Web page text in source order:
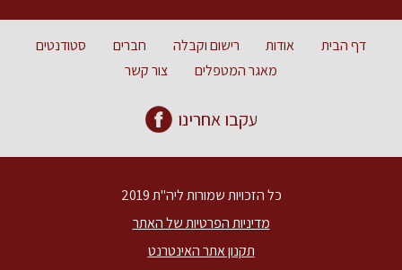
דף הבית אודות רישום וקבלה חברים
סטודנטים
מאגר המטפלים
צור קשר
עקבו אחרינו
כל הזכויות שמורות ליה"ת 2019
מדיניות הפרטיות של האתר
תקנון אתר האינטרנט